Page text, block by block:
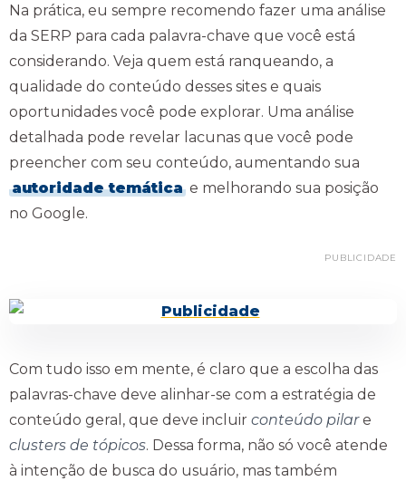
Na prática, eu sempre recomendo fazer uma análise
da SERP para cada palavra-chave que você está
considerando. Veja quem está ranqueando, a
qualidade do conteúdo desses sites e quais
oportunidades você pode explorar. Uma análise
detalhada pode revelar lacunas que você pode
preencher com seu conteúdo, aumentando sua
autoridade temática e melhorando sua posição
no Google.
PUBLICIDADE
Com tudo isso em mente, é claro que a escolha das
palavras-chave deve alinhar-se com a estratégia de
conteúdo geral, que deve incluir conteúdo pilare
clusters de tópicos. Dessa forma, não só você atende
à intenção de busca do usuário, mas também